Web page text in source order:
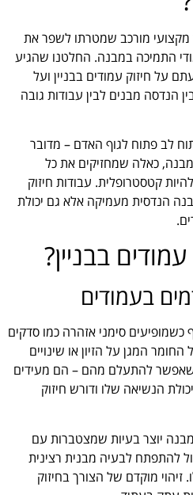
מקצועי מורכב שמטרתו לשפר את
התמיכה במבנה. החלטנו שהגיע
על חיזוק עמודים בבניין ועל
הנדסה מבנים לבין עבודות גובה
לב פתוח לגוף האדם – מדובר
כאלה שמחזיקים את כל
קטסטרופלית. עבודות חיזוק
הנדסית מעמיקה אלא גם יכולת
בבניין?
בעמודים
כשמופיעים סימני אזהרה כמו סדקים
המגן על הזיון או שינויים
להתעלם מהם – הם מעידים
הנשיאה שלו ודורש חיזוק
יוצר בעיות שמצטברות עם
להתפתח לבעיה מבנית רצינית
מוקדם של הצורך בחיזוק